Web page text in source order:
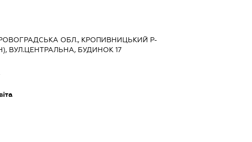
ОБЛ., КРОПИВНИЦЬКИЙ Р-
ВУЛ.ЦЕНТРАЛЬНА, БУДИНОК 17